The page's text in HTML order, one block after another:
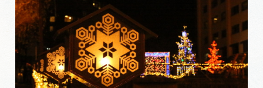
ぎふ旅レポーター記事
早わかり岐阜
買い物・お土産